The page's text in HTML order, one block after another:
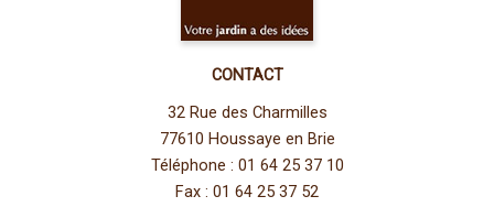
CONTACT
32 Rue des Charmilles
77610 Houssaye en Brie
Téléphone : 01 64 25 37 10
Fax : 01 64 25 37 52